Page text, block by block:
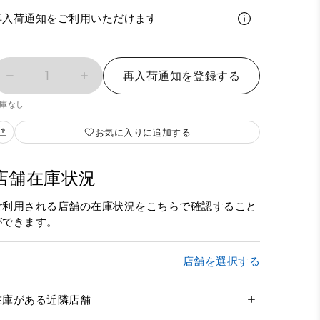
入荷通知をご利用いただけます
1 再入荷通知を登録する
なし
お気に入りに追加する
舗在庫状況
利用される店舗の在庫状況をこちらで確認すること
きます。
店舗を選択する
庫がある近隣店舗